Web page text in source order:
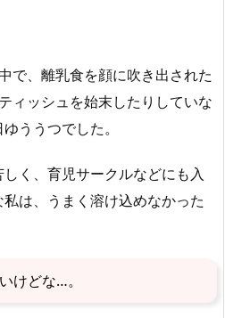
で、離乳食を顔に吹き出された
ィッシュを始末したりしていな
ううつでした。
く、育児サークルなどにも入
は、うまく溶け込めなかった
けどな…。